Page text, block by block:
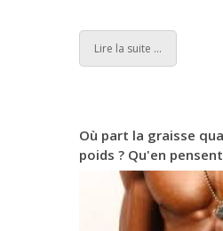
Lire la suite ...
Où part la graisse
poids ? Qu'en